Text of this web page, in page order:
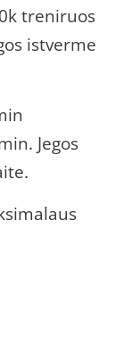
treniruos
istverme
Jegos